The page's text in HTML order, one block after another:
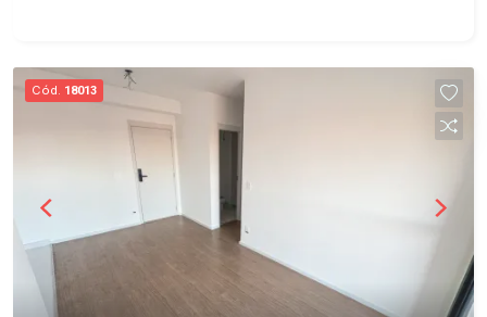
mobiliado. *Localizado próximo a escola
Poliedro, Shopping Colinas, fácil acesso a Via
#geraçãoimóveis #apvenda #JardimEsplanada
#ColinasdeSãoJosé
Cód. 18013